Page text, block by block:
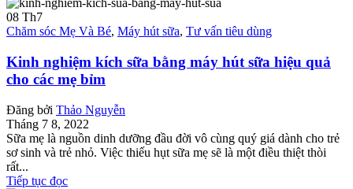
08 Th7
Chăm sóc Mẹ Và Bé, Máy hút sữa, Tư vấn tiêu dùng
Kinh nghiệm kích sữa bằng máy hút sữa hiệu quả
cho các mẹ bỉm
Đăng bởi Thảo Nguyễn
Tháng 7 8, 2022
Sữa mẹ là nguồn dinh dưỡng đầu đời vô cùng quý giá dành cho trẻ
sơ sinh và trẻ nhỏ. Việc thiếu hụt sữa mẹ sẽ là một điều thiệt thòi
rất...
Tiếp tục đọc